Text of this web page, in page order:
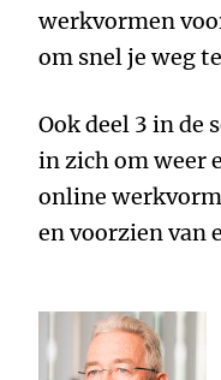
werkvormen
om snel je weg
Ook deel 3 in
in zich om weer
online
en voorzien van